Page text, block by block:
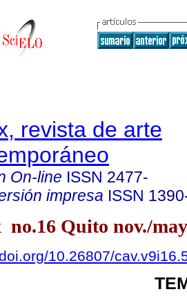
revista de arte
On-line ISSN 2477-
impresa ISSN
no.16 Quito nov./
10.26807/